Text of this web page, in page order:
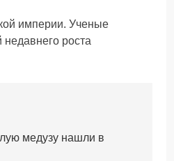
империи. Ученые
роста
медузу нашли в